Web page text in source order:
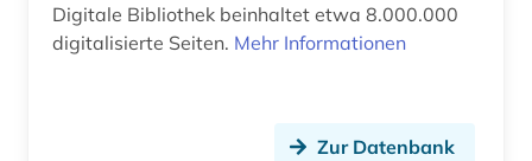
Digitale Bibliothek beinhaltet etwa 8.000.000
digitalisierte Seiten. Mehr Informationen
Zur Datenbank